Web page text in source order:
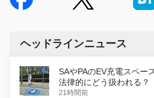
ヘッドラインニュース
SAやPAのEV充電スペー
法律的にどう扱われる？
21時間前